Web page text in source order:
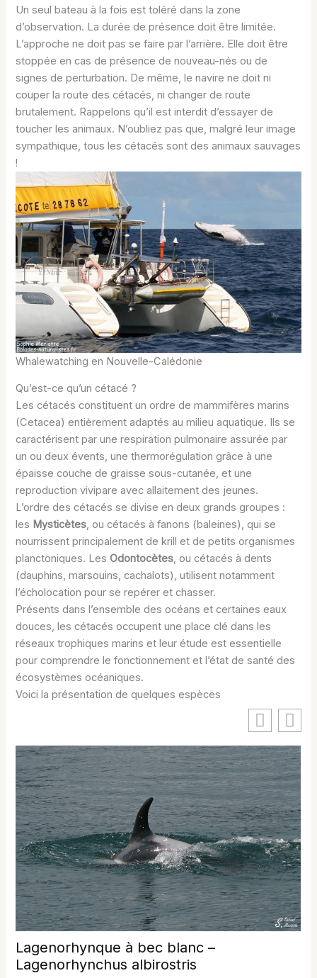
Un seul bateau à la fois est toléré dans la zone
d’observation. La durée de présence doit être limitée.
L’approche ne doit pas se faire par l’arrière. Elle doit être
stoppée en cas de présence de nouveau-nés ou de
signes de perturbation. De même, le navire ne doit ni
couper la route des cétacés, ni changer de route
brutalement. Rappelons qu’il est interdit d’essayer de
toucher les animaux. N’oubliez pas que, malgré leur image
sympathique, tous les cétacés sont des animaux sauvages
!
Whalewatching en Nouvelle-Calédonie
Qu’est-ce qu’un cétacé ?
Les cétacés constituent un ordre de mammifères marins
(Cetacea) entièrement adaptés au milieu aquatique. Ils se
caractérisent par une respiration pulmonaire assurée par
un ou deux évents, une thermorégulation grâce à une
épaisse couche de graisse sous-cutanée, et une
reproduction vivipare avec allaitement des jeunes.
L’ordre des cétacés se divise en deux grands groupes :
les Mysticètes, ou cétacés à fanons (baleines), qui se
nourrissent principalement de krill et de petits organismes
planctoniques. LesOdontocètes, ou cétacés à dents
(dauphins, marsouins, cachalots), utilisent notamment
l’écholocation pour se repérer et chasser.
Présents dans l’ensemble des océans et certaines eaux
douces, les cétacés occupent une place clé dans les
réseaux trophiques marins et leur étude est essentielle
pour comprendre le fonctionnement et l’état de santé des
écosystèmes océaniques.
Voici la présentation de quelques espèces
Lagenorhynque à bec blanc –
Lagenorhynchus albirostris